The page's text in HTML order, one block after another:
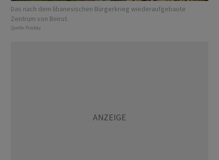
Das nach dem libanesischen Bürgerkrieg wiederaufgebaute
Zentrum von Beirut.
Quelle: Pixabay